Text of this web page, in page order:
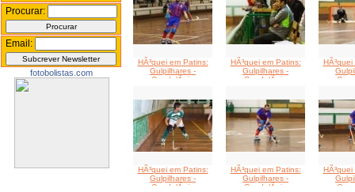
HÃ³quei em Patins:
Gulpilhares -
CandelÃ¡ria
HÃ³quei em Patins:
Gulpilhares -
CandelÃ¡ria
HÃ³quei em Patins:
Gulpilhares -
CandelÃ¡ria
HÃ³quei em Patins:
Gulpilhares -
CandelÃ¡ria
Procurar:
Email:
fotobolistas.com